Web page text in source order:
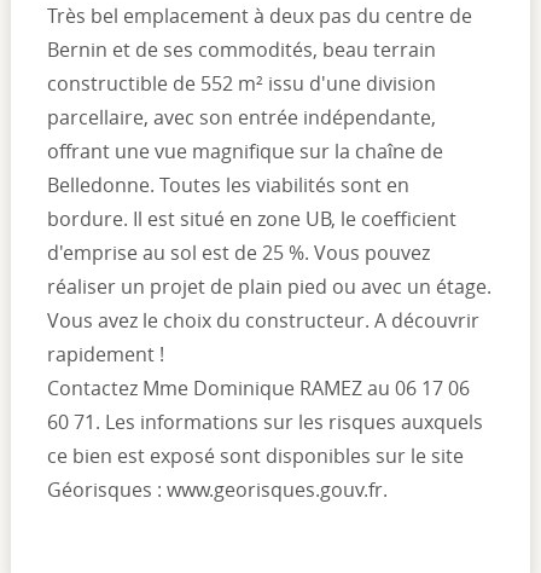
Très bel emplacement à deux pas du centre de
Bernin et de ses commodités, beau terrain
constructible de 552 m² issu d'une division
parcellaire, avec son entrée indépendante,
offrant une vue magnifique sur la chaîne de
Belledonne. Toutes les viabilités sont en
bordure. Il est situé en zone UB, le coefficient
d'emprise au sol est de 25 %. Vous pouvez
réaliser un projet de plain pied ou avec un étage.
Vous avez le choix du constructeur. A découvrir
rapidement !
Contactez Mme Dominique RAMEZ au 06 17 06
60 71. Les informations sur les risques auxquels
ce bien est exposé sont disponibles sur le site
Géorisques : www.georisques.gouv.fr.